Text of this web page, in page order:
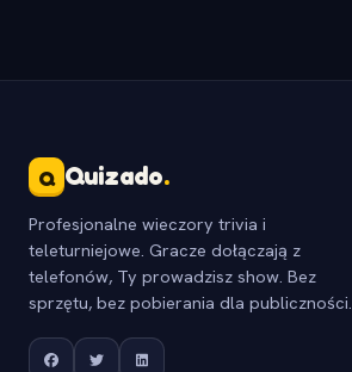
Q Quizado.
Profesjonalne wieczory trivia i
teleturniejowe. Gracze dołączają z
telefonów, Ty prowadzisz show. Bez
sprzętu, bez pobierania dla publiczności.